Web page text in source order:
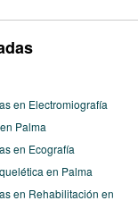
en Electromiografía
Palma
en Ecografía
en Palma
en Rehabilitación en